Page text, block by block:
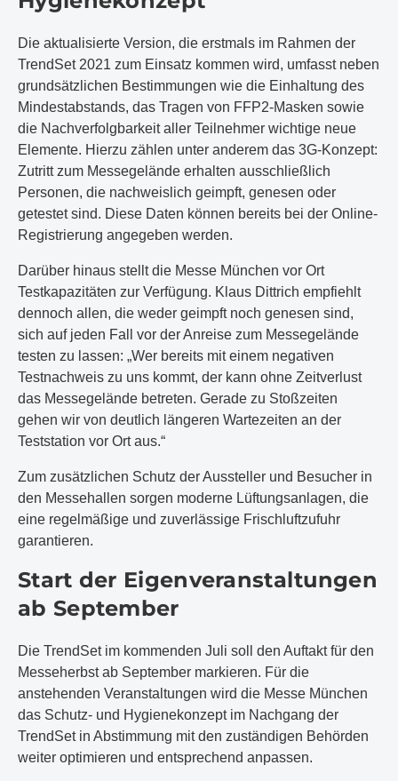
Die aktualisierte Version, die erstmals im Rahmen der
TrendSet 2021 zum Einsatz kommen wird, umfasst neben
grundsätzlichen Bestimmungen wie die Einhaltung des
Mindestabstands, das Tragen von FFP2-Masken sowie
die Nachverfolgbarkeit aller Teilnehmer wichtige neue
Elemente. Hierzu zählen unter anderem das 3G-Konzept:
Zutritt zum Messegelände erhalten ausschließlich
Personen, die nachweislich geimpft, genesen oder
getestet sind. Diese Daten können bereits bei der Online-
Registrierung angegeben werden.
Darüber hinaus stellt die Messe München vor Ort
Testkapazitäten zur Verfügung. Klaus Dittrich empfiehlt
dennoch allen, die weder geimpft noch genesen sind,
sich auf jeden Fall vor der Anreise zum Messegelände
testen zu lassen: „Wer bereits mit einem negativen
Testnachweis zu uns kommt, der kann ohne Zeitverlust
das Messegelände betreten. Gerade zu Stoßzeiten
gehen wir von deutlich längeren Wartezeiten an der
Teststation vor Ort aus.“
Zum zusätzlichen Schutz der Aussteller und Besucher in
den Messehallen sorgen moderne Lüftungsanlagen, die
eine regelmäßige und zuverlässige Frischluftzufuhr
garantieren.
Start der Eigenveranstaltungen
ab September
Die TrendSet im kommenden Juli soll den Auftakt für den
Messeherbst ab September markieren. Für die
anstehenden Veranstaltungen wird die Messe München
das Schutz- und Hygienekonzept im Nachgang der
TrendSet in Abstimmung mit den zuständigen Behörden
weiter optimieren und entsprechend anpassen.